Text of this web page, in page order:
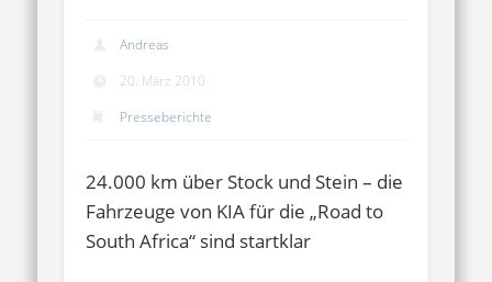
Andreas
20. März 2010
Presseberichte
24.000 km über Stock und Stein – die
Fahrzeuge von KIA für die „Road to
South Africa“ sind startklar